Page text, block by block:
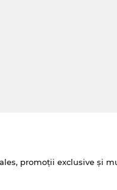
promoții exclusive și